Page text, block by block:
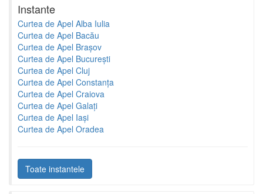
Instante
Curtea de Apel Alba Iulia
Curtea de Apel Bacău
Curtea de Apel Brașov
Curtea de Apel București
Curtea de Apel Cluj
Curtea de Apel Constanța
Curtea de Apel Craiova
Curtea de Apel Galați
Curtea de Apel Iași
Curtea de Apel Oradea
Toate instantele